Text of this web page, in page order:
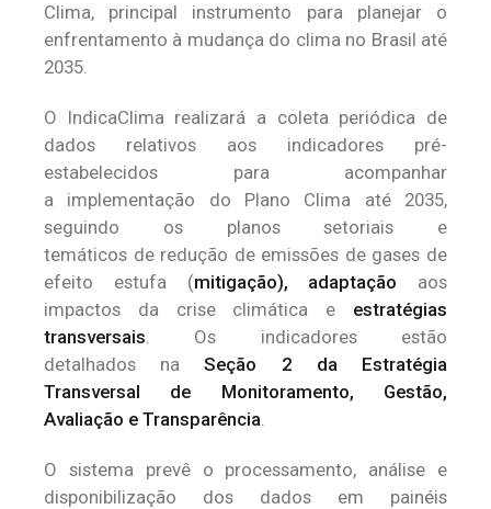
Clima, principal instrumento para planejar o
enfrentamento à mudança do clima no Brasil até
2035.
O IndicaClima realizará a coleta periódica de
dados relativos aos indicadores pré-
estabelecidos para acompanhar
a implementação do Plano Clima até 2035,
seguindo os planos setoriais e
temáticos de redução de emissões de gases de
efeito estufa (mitigação), adaptação aos
impactos da crise climática e estratégias
transversais. Os indicadores estão
detalhados naSeção 2 da Estratégia
Transversal de Monitoramento, Gestão,
Avaliação e Transparência.
O sistema prevê o processamento, análise e
disponibilização dos dados em painéis